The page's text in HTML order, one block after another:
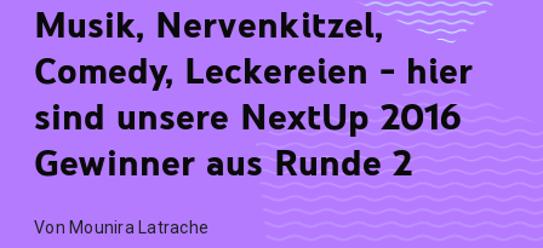
Musik, Nervenkitzel,
Comedy, Leckereien ‒ hier
sind unsere NextUp 2016
Gewinner aus Runde 2
Von Mounira Latrache